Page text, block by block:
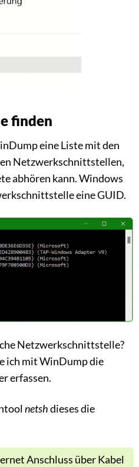
finden
eine Liste mit den
Netzwerkschnittstellen,
abhören kann. Windows
eine GUID.
Netzwerkschnittstelle?
ich mit WinDump die
erfassen.
netshdieses die
Anschluss über Kabel